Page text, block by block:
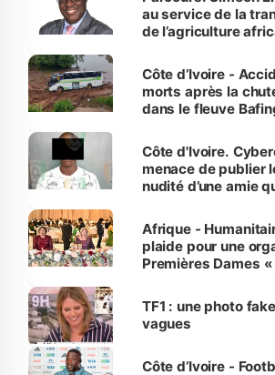
au service de la
de l’agriculture
Côte d’Ivoire -
morts après la
dans le fleuve
des Transports
Côte d'Ivoire.
menace de publier
nudité d’une amie
Afrique -
plaide pour une
Premières Dames
sur la scène
TF1 : une photo
vagues
Côte d’Ivoire -